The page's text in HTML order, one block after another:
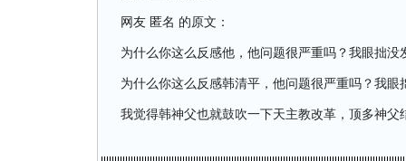
网友 匿名 的原文：
为什么你这么反感他，他问题很严重吗？我眼拙没
为什么你这么反感韩清平，他问题很严重吗？我眼
我觉得韩神父也就鼓吹一下天主教改革，顶多神